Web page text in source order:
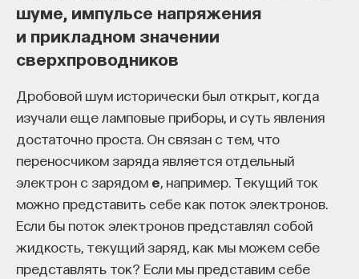
шуме, импульсе напряжения
и прикладном значении
сверхпроводников
Дробовой шум исторически был открыт, когда
изучали еще ламповые приборы, и суть явления
достаточно проста. Он связан с тем, что
переносчиком заряда является отдельный
электрон с зарядом e , например. Текущий ток
можно представить себе как поток электронов.
Если бы поток электронов представлял собой
жидкость, текущий заряд, как мы можем себе
представлять ток? Если мы представим себе
Почти треть жизни мы тратим на сон,
но как он работает и можно ли его
приручить?
Как устроен самый важный и таинственный
процесс в организме? Какую роль играет
состояние сна для жизни человека? Что
происходит с нами, пока мы спим: какие циклы
мы проходим, какие механизмы задействованы?
Что нужно сделать, чтобы за ночь наши ресурсы
восполнялись и мы просыпались отдохнувшими.
Ответы на эти и другие вопросы можно найти,